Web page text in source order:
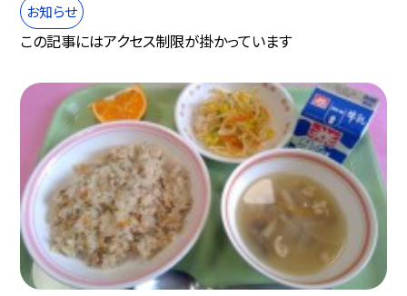
お知らせ
この記事にはアクセス制限が掛かっています